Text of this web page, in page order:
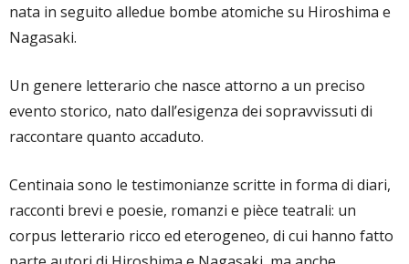
nata in seguito alledue bombe atomiche su Hiroshima e
Nagasaki.
Un genere letterario che nasce attorno a un preciso
evento storico, nato dall’esigenza dei sopravvissuti di
raccontare quanto accaduto.
Centinaia sono le testimonianze scritte in forma di diari,
racconti brevi e poesie, romanzi e pièce teatrali: un
corpus letterario ricco ed eterogeneo, di cui hanno fatto